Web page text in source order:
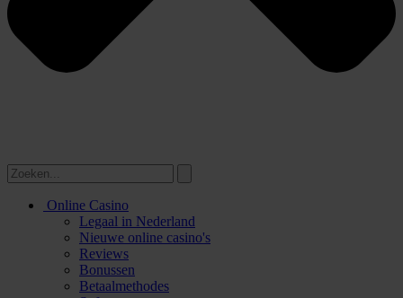
Online Casino
Legaal in Nederland
Nieuwe online casino's
Reviews
Bonussen
Betaalmethodes